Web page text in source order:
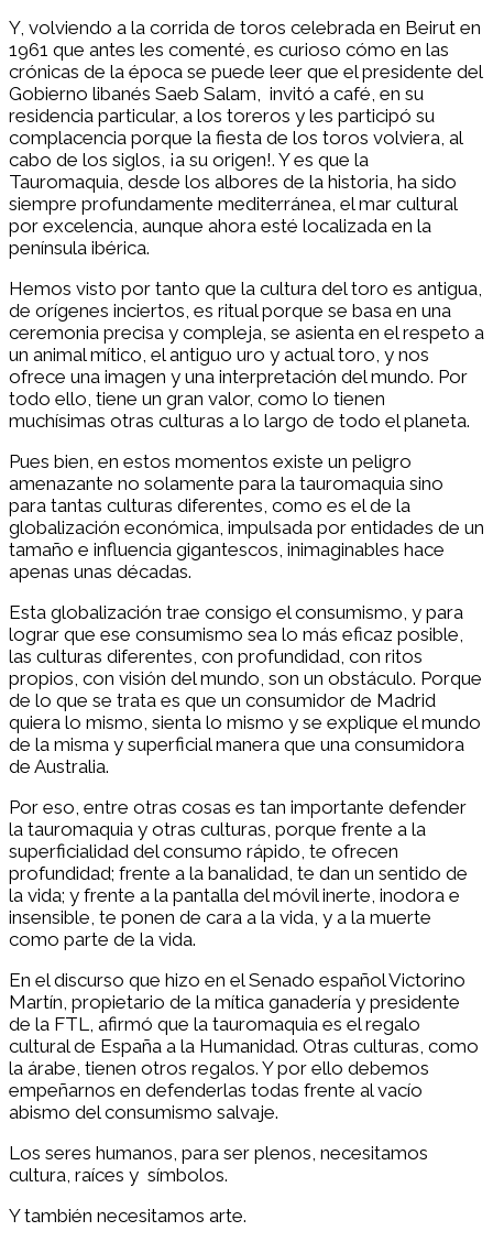
Y, volviendo a la corrida de toros celebrada en Beirut en
1961 que antes les comenté, es curioso cómo en las
crónicas de la época se puede leer que el presidente del
Gobierno libanés Saeb Salam, invitó a café, en su
residencia particular, a los toreros y les participó su
complacencia porque la fiesta de los toros volviera, al
cabo de los siglos, ¡a su origen!. Y es que la
Tauromaquia, desde los albores de la historia, ha sido
siempre profundamente mediterránea, el mar cultural
por excelencia, aunque ahora esté localizada en la
península ibérica.
Hemos visto por tanto que la cultura del toro es antigua,
de orígenes inciertos, es ritual porque se basa en una
ceremonia precisa y compleja, se asienta en el respeto a
un animal mítico, el antiguo uro y actual toro, y nos
ofrece una imagen y una interpretación del mundo. Por
todo ello, tiene un gran valor, como lo tienen
muchísimas otras culturas a lo largo de todo el planeta.
Pues bien, en estos momentos existe un peligro
amenazante no solamente para la tauromaquia sino
para tantas culturas diferentes, como es el de la
globalización económica, impulsada por entidades de un
tamaño e influencia gigantescos, inimaginables hace
apenas unas décadas.
Esta globalización trae consigo el consumismo, y para
lograr que ese consumismo sea lo más eficaz posible,
las culturas diferentes, con profundidad, con ritos
propios, con visión del mundo, son un obstáculo. Porque
de lo que se trata es que un consumidor de Madrid
quiera lo mismo, sienta lo mismo y se explique el mundo
de la misma y superficial manera que una consumidora
de Australia.
Por eso, entre otras cosas es tan importante defender
la tauromaquia y otras culturas, porque frente a la
superficialidad del consumo rápido, te ofrecen
profundidad; frente a la banalidad, te dan un sentido de
la vida; y frente a la pantalla del móvil inerte, inodora e
insensible, te ponen de cara a la vida, y a la muerte
como parte de la vida.
En el discurso que hizo en el Senado español Victorino
Martín, propietario de la mítica ganadería y presidente
de la FTL, afirmó que la tauromaquia es el regalo
cultural de España a la Humanidad. Otras culturas, como
la árabe, tienen otros regalos. Y por ello debemos
empeñarnos en defenderlas todas frente al vacío
abismo del consumismo salvaje.
Los seres humanos, para ser plenos, necesitamos
cultura, raíces y símbolos.
Y también necesitamos arte.